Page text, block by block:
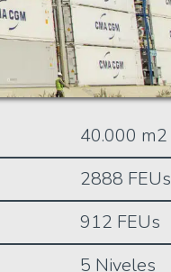
40.000 m2
2888 FEUs
912 FEUs
5 Niveles